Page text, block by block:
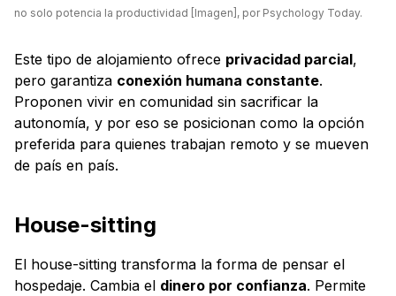
no solo potencia la productividad [Imagen], por Psychology Today.
Este tipo de alojamiento ofrece privacidad parcial,
pero garantiza conexión humana constante.
Proponen vivir en comunidad sin sacrificar la
autonomía, y por eso se posicionan como la opción
preferida para quienes trabajan remoto y se mueven
de país en país.
House-sitting
El house-sitting transforma la forma de pensar el
hospedaje. Cambia el dinero por confianza. Permite